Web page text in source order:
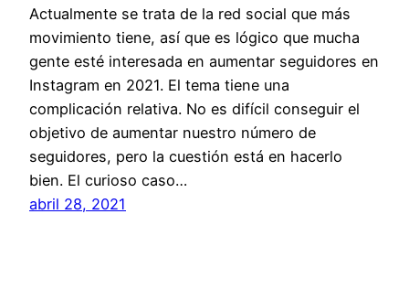
Actualmente se trata de la red social que más
movimiento tiene, así que es lógico que mucha
gente esté interesada en aumentar seguidores en
Instagram en 2021. El tema tiene una
complicación relativa. No es difícil conseguir el
objetivo de aumentar nuestro número de
seguidores, pero la cuestión está en hacerlo
bien. El curioso caso…
abril 28, 2021